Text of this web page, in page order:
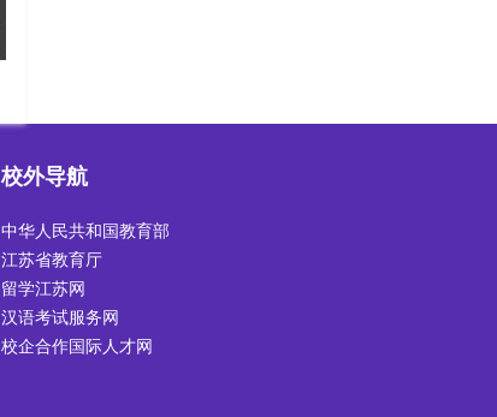
校外导航
中华人民共和国教育部
江苏省教育厅
留学江苏网
汉语考试服务网
校企合作国际人才网